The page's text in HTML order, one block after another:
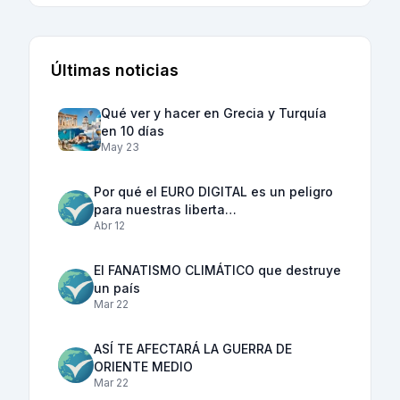
Últimas noticias
Qué ver y hacer en Grecia y Turquía
en 10 días
May 23
Por qué el EURO DIGITAL es un peligro
para nuestras liberta…
Abr 12
El FANATISMO CLIMÁTICO que destruye
un país
Mar 22
ASÍ TE AFECTARÁ LA GUERRA DE
ORIENTE MEDIO
Mar 22